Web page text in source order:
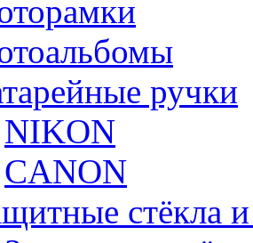
ручки
NIKON
CANON
стёкла